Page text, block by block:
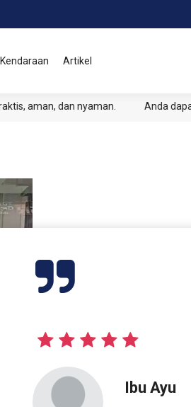
Artikel
aman, dan nyaman. Anda dapat
Ibu Ayu